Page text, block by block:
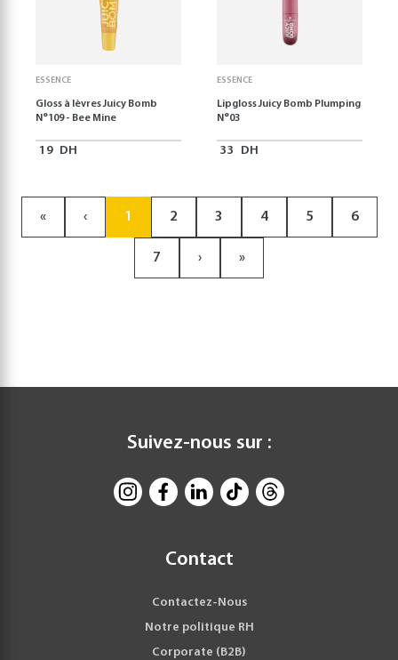
ESSENCE
Gloss à lèvres Juicy Bomb
N°109 - Bee Mine
19 DH
ESSENCE
Lipgloss Juicy Bomb Plumping
N°03
33 DH
« ‹ 1 2 3 4 5 6
7 › »
Suivez-nous sur :
Contact
Contactez-Nous
Notre politique RH
Corporate (B2B)